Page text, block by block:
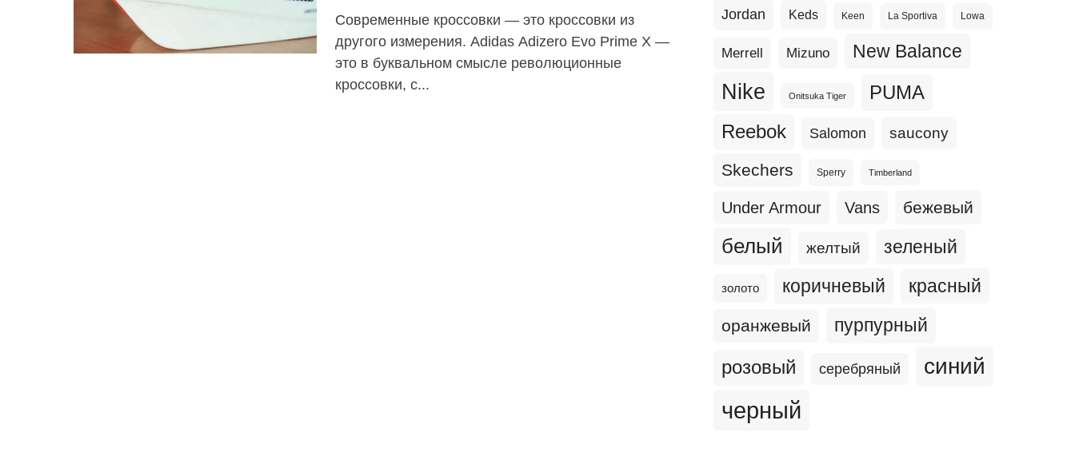
Современные кроссовки — это кроссовки из
другого измерения. Adidas Adizero Evo Prime X —
это в буквальном смысле революционные
кроссовки, с...
Jordan Keds Keen La Sportiva Lowa
Merrell Mizuno New Balance
Nike Onitsuka Tiger PUMA
Reebok Salomon saucony
Skechers Sperry Timberland
Under Armour Vans бежевый
белый желтый зеленый
золото коричневый красный
оранжевый пурпурный
розовый серебряный синий
черный